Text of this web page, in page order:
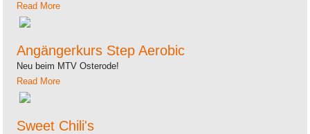
Read More
Angängerkurs Step Aerobic
Neu beim MTV Osterode!
Read More
Sweet Chili's